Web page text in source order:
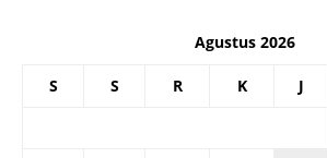
Agustus 2026
S S R K J